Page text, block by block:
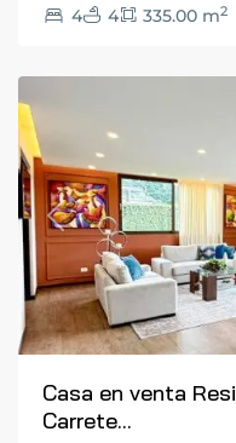
4 4 335.00 m2
de
Previous
Casa en venta
Carrete...